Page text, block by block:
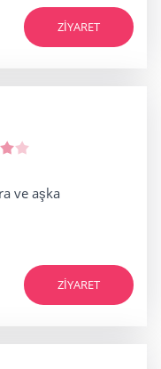
ZIYARET
ve aşka
ZIYARET